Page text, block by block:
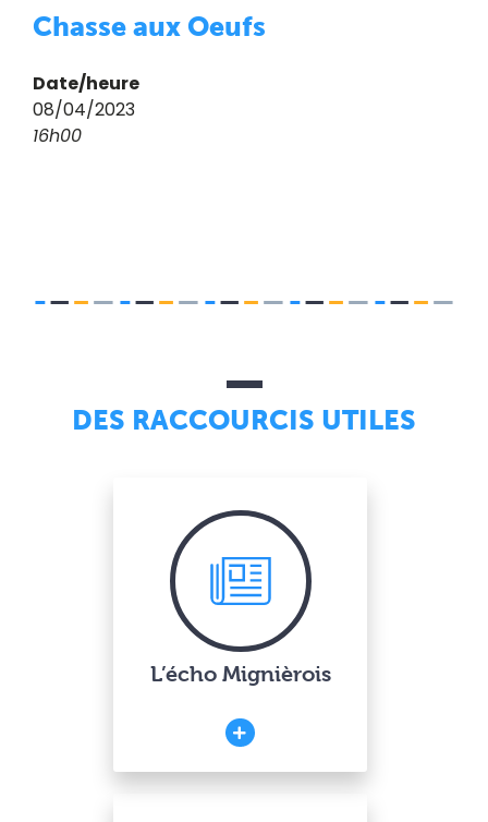
Chasse aux Oeufs
Date/heure
08/04/2023
16h00
DES RACCOURCIS UTILES
L’écho Mignièrois